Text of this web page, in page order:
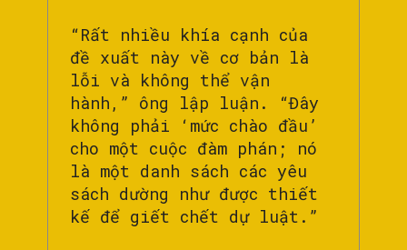
“Rất nhiều khía cạnh của
đề xuất này về cơ bản là
lỗi và không thể vận
hành,” ông lập luận. “Đây
không phải ‘mức chào đầu’
cho một cuộc đàm phán; nó
là một danh sách các yêu
sách dường như được thiết
kế để giết chết dự luật.”